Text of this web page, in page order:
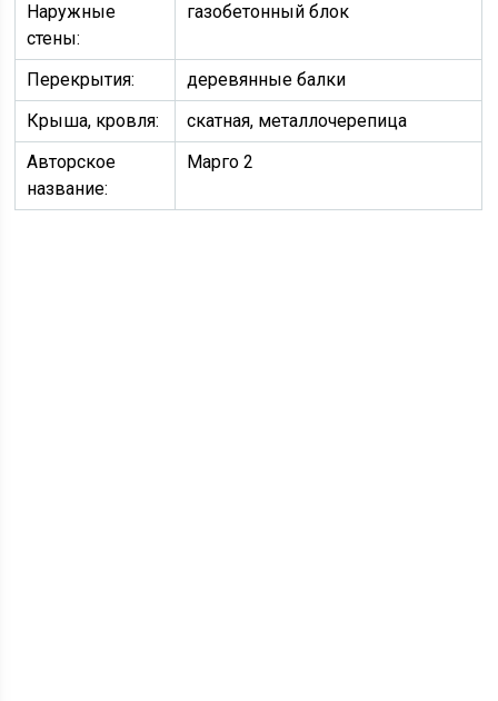
Наружные
стены:
газобетонный блок
Перекрытия:
деревянные балки
Крыша, кровля:
скатная, металлочерепица
Авторское
название:
Марго 2